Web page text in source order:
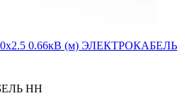
0.66кВ (м) ЭЛЕКТРОКАБЕЛЬ
НН